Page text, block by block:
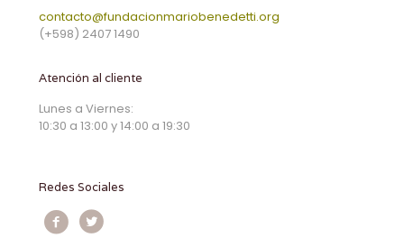
contacto@fundacionmariobenedetti.org
(+598) 2407 1490
Atención al cliente
Lunes a Viernes:
10:30 a 13:00 y 14:00 a 19:30
Redes Sociales